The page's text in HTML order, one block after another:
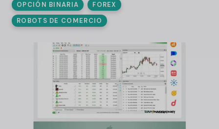
OPCIÓN BINARIA
FOREX
ROBOTS DE COMERCIO